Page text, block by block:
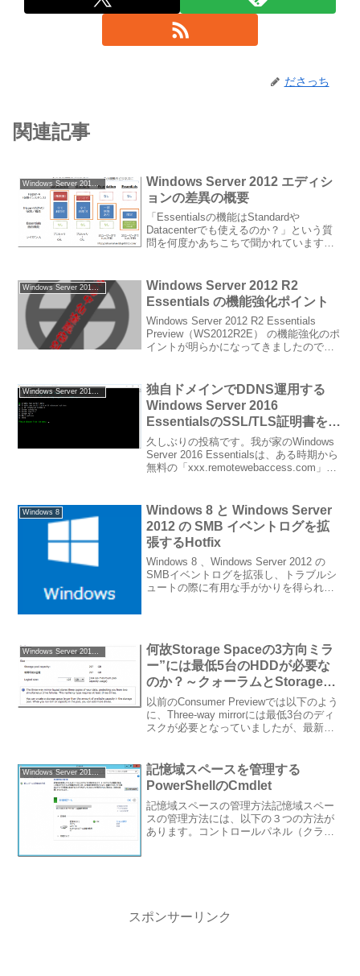
ださっち
関連記事
Windows Server 2012 エディシ
ョンの差異の概要
「Essentialsの機能はStandardや
Datacenterでも使えるのか？」という質
問を何度かあちこちで聞かれています。
かもしれませんが・・・。本当...
Windows Server 2012 Essentials
Windows Server 2012 R2
Essentials の機能強化ポイント
Windows Server 2012 R2 Essentials
Preview（WS2012R2E） の機能強化のポ
イントが明らかになってきましたので、
開オ...
Windows Server 2012 Essentials
独自ドメインでDDNS運用する
Windows Server 2016
EssentialsのSSL/TLS証明書を
Let’s Encryptで無料取得／自動
更新するように構成した
久しぶりの投稿です。我が家のWindows
Server 2016 Essentialsは、ある時期から
無料の「xxx.remotewebaccess.com」か
し...
Windows 8
Windows 8 と Windows Server
2012 の SMB イベントログを拡
張するHotfix
Windows 8 、Windows Server 2012 の
SMBイベントログを拡張し、トラブルシ
ュートの際に有用な手がかりを得られる
Windows Server 2012 Essentials
何故Storage Spaceの3方向ミラ
ー”には最低5台のHDDが必要な
のか？～クォーラムとStorage
Pool～
以前のConsumer Previewでは以下のよう
に、Three-way mirrorには最低3台のディ
スクが必要となっていましたが、最新の
ーで最低...
記憶域スペースを管理する
PowerShellのCmdlet
記憶域スペースの管理方法記憶域スペー
スの管理方法には、以下の３つの方法が
あります。コントロールパネル（クライ
スポンサーリンク